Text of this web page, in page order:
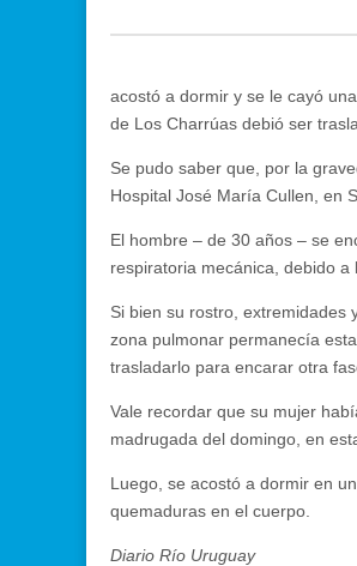
acostó a dormir y se le cayó
de Los Charrúas debió ser
Se pudo saber que, por la
Hospital José María Cullen, en
El hombre – de 30 años – se
respiratoria mecánica, debido a
Si bien su rostro, extremidades
zona pulmonar permanecía
trasladarlo para encarar otra
Vale recordar que su mujer
madrugada del domingo, en
Luego, se acostó a dormir en
quemaduras en el cuerpo.
Diario Río Uruguay